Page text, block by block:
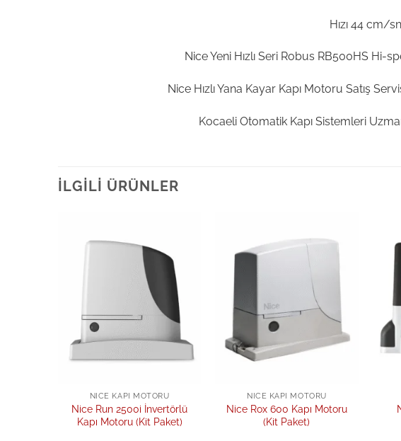
Hızı 44 cm/sn
Nice Yeni Hızlı Seri Robus RB500HS Hi-
Nice Hızlı Yana Kayar Kapı Motoru Satış
Kocaeli Otomatik Kapı Sistemleri
İLGILI ÜRÜNLER
Add to
wishlist
NICE KAPI MOTORU
Nice Run 2500i İnvertörlü
Kapı Motoru (Kit Paket)
NICE KAPI MOTORU
Nice Rox 600 Kapı Motoru
(Kit Paket)